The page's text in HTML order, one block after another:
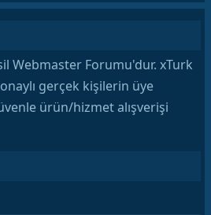
Webmaster Forumu'dur. xTurk
gerçek kişilerin üye
ürün/hizmet alışverişi